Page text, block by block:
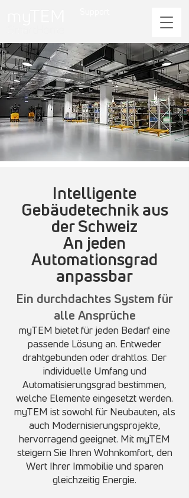
Intelligente
Gebäudetechnik aus
der Schweiz
An jeden
Automationsgrad
anpassbar
Ein durchdachtes System für
alle Ansprüche
myTEM bietet für jeden Bedarf eine
passende Lösung an. Entweder
drahtgebunden oder drahtlos. Der
individuelle Umfang und
Automatisierungsgrad bestimmen,
welche Elemente eingesetzt werden.
myTEM ist sowohl für Neubauten, als
auch Modernisierungsprojekte,
hervorragend geeignet. Mit myTEM
steigern Sie Ihren Wohnkomfort, den
Wert Ihrer Immobilie und sparen
gleichzeitig Energie.